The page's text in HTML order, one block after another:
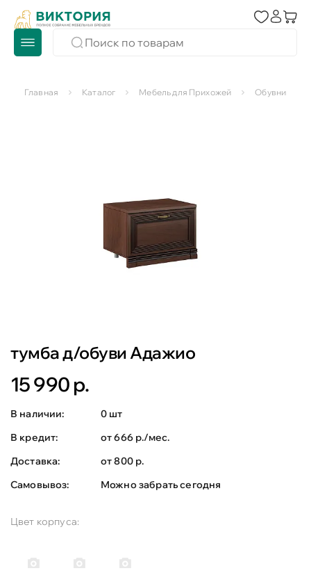
Главная Каталог Мебель для Прихожей Обувницы
тумба д/обуви Адажио
15 990 р.
В наличии:
0 шт
В кредит:
от 666 р./мес.
Доставка:
от 800 р.
Самовывоз:
Можно забрать сегодня
Цвет корпуса: